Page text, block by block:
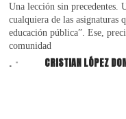
Una lección sin precedentes.
cualquiera de las asignaturas
educación pública”. Ese,
comunidad
. CRISTIAN LÓPEZ